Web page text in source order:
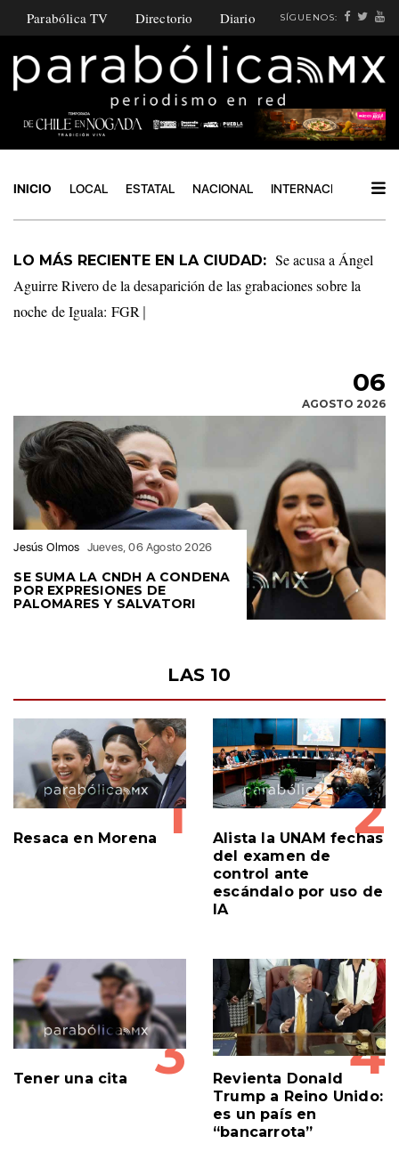
Parabólica TV Directorio Diario SÍGUENOS:
INICIO LOCAL ESTATAL NACIONAL INTERNACIONAL
LO MÁS RECIENTE EN LA CIUDAD: Cierra Grace
Palomares su Casa de Gestión por actos de va|
AGOSTO 2026
Jesús Olmos Jueves, 06 Agosto 2026
SE SUMA LA CNDH A CONDENA
PALOMARES Y SALVATORI
1
Resaca en Morena 2
Alista la UNAM fechas
del examen de
control ante
escándalo por uso de
IA
3
Tener una cita 4
Revienta Donald
Trump a Reino Unido:
es un país en
“bancarrota”